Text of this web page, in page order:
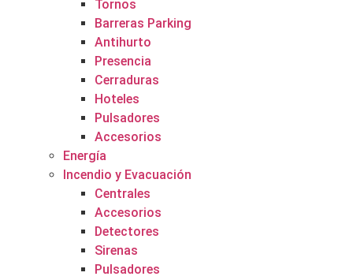
Tornos
Barreras Parking
Antihurto
Presencia
Cerraduras
Hoteles
Pulsadores
Accesorios
Energía
Incendio y Evacuación
Centrales
Accesorios
Detectores
Sirenas
Pulsadores